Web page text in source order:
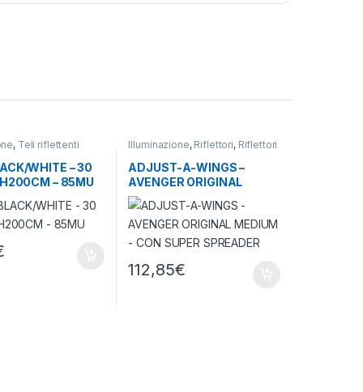
, Teli riflettenti
WHITE – 30
– 85MU
Illuminazione, Riflettori, Riflettori
ADJUST-A-WINGS –
AVENGER ORIGINAL
MEDIUM – CON SUPER
SPREADER
112,85€